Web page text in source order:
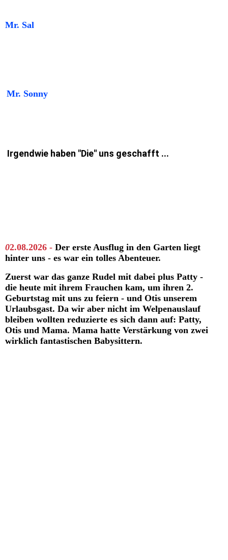
Mr. Sal
Mr. Sonny
Irgendwie haben "Die" uns geschafft ...
02.08.2026 - Der erste Ausflug in den Garten liegt
hinter uns - es war ein tolles Abenteuer.
Zuerst war das ganze Rudel mit dabei plus Patty -
die heute mit ihrem Frauchen kam, um ihren 2.
Geburtstag mit uns zu feiern - und Otis unserem
Urlaubsgast. Da wir aber nicht im Welpenauslauf
bleiben wollten reduzierte es sich dann auf: Patty,
Otis und Mama. Mama hatte Verstärkung von zwei
wirklich fantastischen Babysittern.